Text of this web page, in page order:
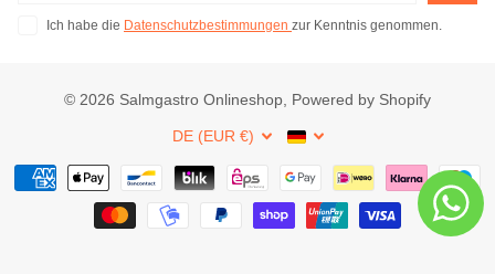
Ich habe die Datenschutzbestimmungen zur Kenntnis genommen.
© 2026 Salmgastro Onlineshop, Powered by Shopify
DE (EUR €)